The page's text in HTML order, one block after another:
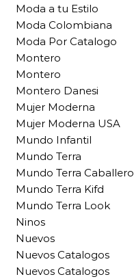
Moda a tu Estilo
Moda Colombiana
Moda Por Catalogo
Montero
Montero
Montero Danesi
Mujer Moderna
Mujer Moderna USA
Mundo Infantil
Mundo Terra
Mundo Terra Caballero
Mundo Terra Kifd
Mundo Terra Look
Ninos
Nuevos
Nuevos Catalogos
Nuevos Catalogos